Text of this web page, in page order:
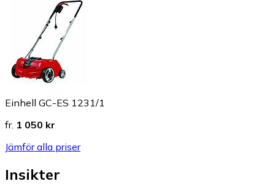
Einhell GC-ES 1231/1
fr. 1 050 kr
Jämför alla priser
Insikter